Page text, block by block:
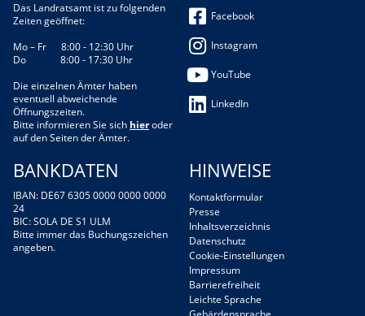
Das Landratsamt ist zu folgenden
Zeiten geöffnet:
Mo – Fr 8:00 - 12:30 Uhr
Do 8:00 - 17:30 Uhr
Die einzelnen Ämter haben
eventuell abweichende
Öffnungszeiten.
Bitte informieren Sie sich hieroder
auf den Seiten der Ämter.
Facebook
Instagram
YouTube
LinkedIn
BANKDATEN
IBAN: DE67 6305 0000 0000 0000
24
BIC: SOLA DE S1 ULM
Bitte immer das Buchungszeichen
angeben.
HINWEISE
Kontaktformular
Presse
Inhaltsverzeichnis
Datenschutz
Cookie-Einstellungen
Impressum
Barrierefreiheit
Leichte Sprache